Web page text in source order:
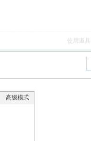
使用道具
高级模式